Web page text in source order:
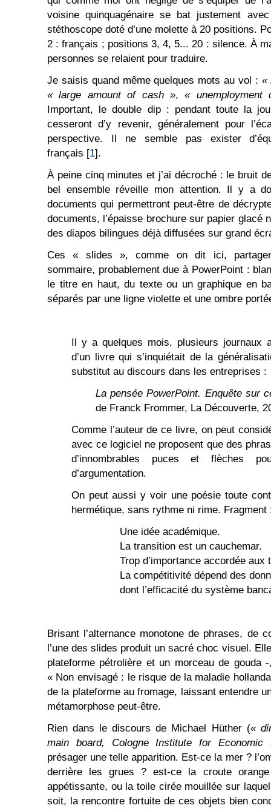
voisine quinquagénaire se bat justement
stéthoscope doté d’une molette à 20 positions.
2 : français ; positions 3, 4, 5... 20 : silence. À
personnes se relaient pour traduire.
Je saisis quand même quelques mots au vol : «
« large amount of cash »,« unemployment
Important, le double dip : pendant toute la
cesseront d’y revenir, généralement pour
perspective. Il ne semble pas exister
français [1].
À peine cinq minutes et j’ai décroché : le bruit
bel ensemble réveille mon attention. Il y a
documents qui permettront peut-être de
documents, l’épaisse brochure sur papier glacé
des diapos bilingues déjà diffusées sur grand
Ces « slides », comme on dit ici,
sommaire, probablement due à PowerPoint :
le titre en haut, du texte ou un graphique en
séparés par une ligne violette et une ombre
Il y a quelques mois, plusieurs journaux
d’un livre qui s’inquiétait de la
substitut au discours dans les entreprises :
La pensée PowerPoint. Enquête sur
de Franck Frommer, La Découverte,
Comme l’auteur de ce livre, on peut
avec ce logiciel ne proposent que des
d’innombrables puces et flèches
d’argumentation.
On peut aussi y voir une poésie toute
hermétique, sans rythme ni rime. Fragment
Une idée académique.
La transition est un cauchemar.
Trop d’importance accordée aux
La compétitivité dépend des
dont l’efficacité du système
Brisant l’alternance monotone de phrases, de
l’une des slides produit un sacré choc visuel.
plateforme pétrolière et un morceau de gouda
« Non envisagé : le risque de la maladie
de la plateforme au fromage, laissant entendre
métamorphose peut-être.
Rien dans le discours de Michael Hüther («
main board, Cologne Institute for Economic
présager une telle apparition. Est-ce la mer ?
derrière les grues ? est-ce la croute
appétissante, ou la toile cirée mouillée sur
soit, la rencontre fortuite de ces objets bien